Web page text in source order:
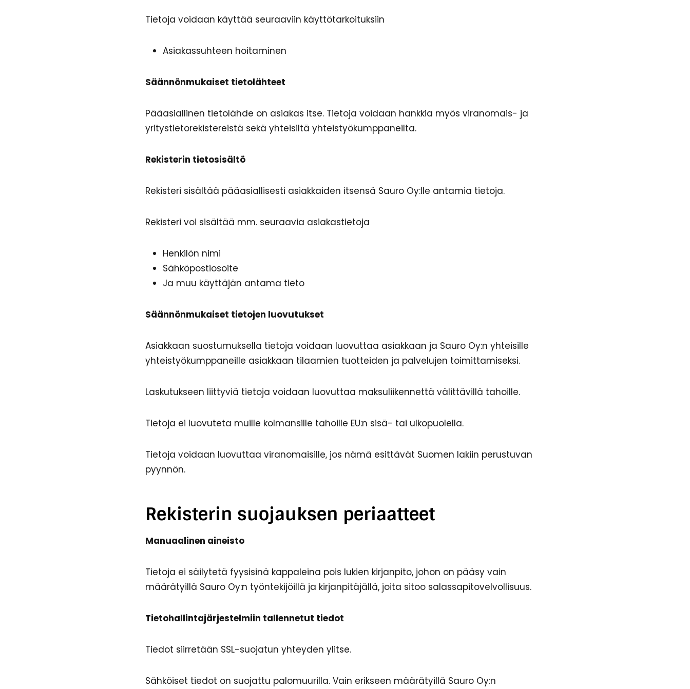
Tietoja voidaan käyttää seuraaviin käyttötarkoituksiin
Asiakassuhteen hoitaminen
Säännönmukaiset tietolähteet
Pääasiallinen tietolähde on asiakas itse. Tietoja voidaan hankkia myös viranomais- ja
yritystietorekistereistä sekä yhteisiltä yhteistyökumppaneilta.
Rekisterin tietosisältö
Rekisteri sisältää pääasiallisesti asiakkaiden itsensä Sauro Oy:lle antamia tietoja.
Rekisteri voi sisältää mm. seuraavia asiakastietoja
Henkilön nimi
Sähköpostiosoite
Ja muu käyttäjän antama tieto
Säännönmukaiset tietojen luovutukset
Asiakkaan suostumuksella tietoja voidaan luovuttaa asiakkaan ja Sauro Oy:n yhteisille
yhteistyökumppaneille asiakkaan tilaamien tuotteiden ja palvelujen toimittamiseksi.
Laskutukseen liittyviä tietoja voidaan luovuttaa maksuliikennettä välittävillä tahoille.
Tietoja ei luovuteta muille kolmansille tahoille EU:n sisä- tai ulkopuolella.
Tietoja voidaan luovuttaa viranomaisille, jos nämä esittävät Suomen lakiin perustuvan
pyynnön.
Rekisterin suojauksen periaatteet​
Manuaalinen aineisto
Tietoja ei säilytetä fyysisinä kappaleina pois lukien kirjanpito, johon on pääsy vain
määrätyillä Sauro Oy:n työntekijöillä ja kirjanpitäjällä, joita sitoo salassapitovelvollisuus.
Tietohallintajärjestelmiin tallennetut tiedot
Tiedot siirretään SSL-suojatun yhteyden ylitse.
Sähköiset tiedot on suojattu palomuurilla. Vain erikseen määrätyillä Sauro Oy:n